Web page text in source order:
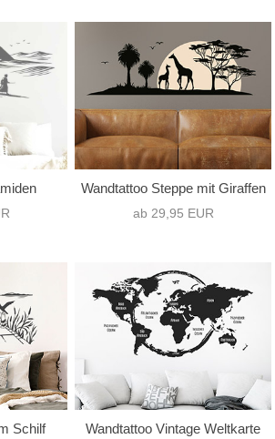
Wandtattoo Steppe mit Giraffen
ab 29,95 EUR
Schilf Wandtattoo Vintage Weltkarte